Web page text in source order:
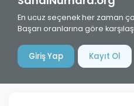
En ucuz seçenek her zaman
Başarı oranlarına göre
Giriş Yap Kayıt Ol